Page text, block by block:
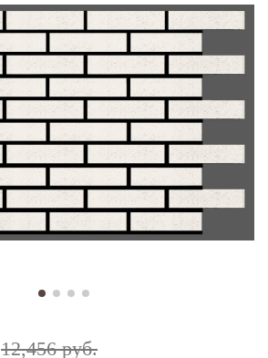
12,456 руб.